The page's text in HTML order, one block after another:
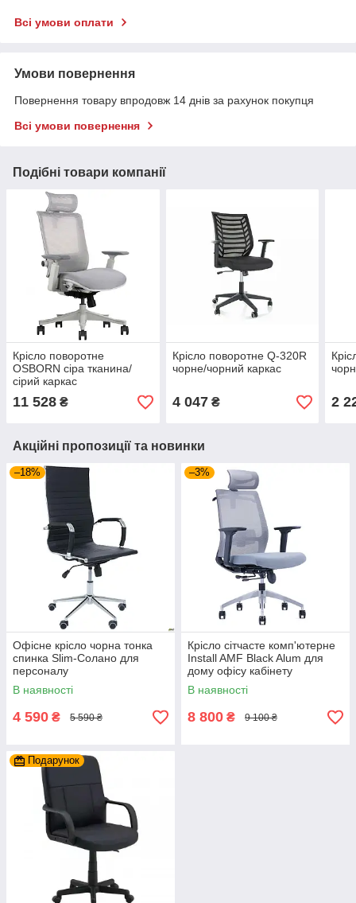
Всі умови оплати
Умови повернення
Повернення товару впродовж 14 днів за рахунок покупця
Всі умови повернення
Подібні товари компанії
Крісло поворотне
OSBORN сіра тканина/
сірий каркас
11 528 ₴
Крісло поворотне Q-320R
чорне/чорний каркас
4 047₴ 2
Акційні пропозиції та новинки
–18%
Офісне крісло чорна тонка
спинка Slim-Солано для
персоналу
В наявності
4 590 ₴ 5 590 ₴
–3%
Крісло сітчасте комп'ютерне
Install AMF Black Alum для
дому офісу кабінету
керівника
В наявності
8 800 ₴ 9 100 ₴
Подарунок